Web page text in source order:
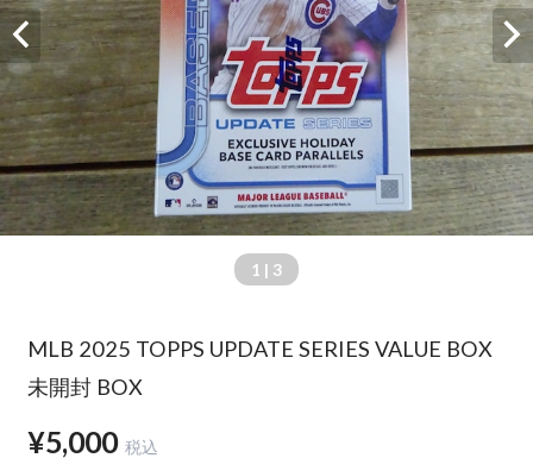
1 | 3
MLB 2025 TOPPS UPDATE SERIES VALUE BOX
未開封 BOX
¥5,000 税込